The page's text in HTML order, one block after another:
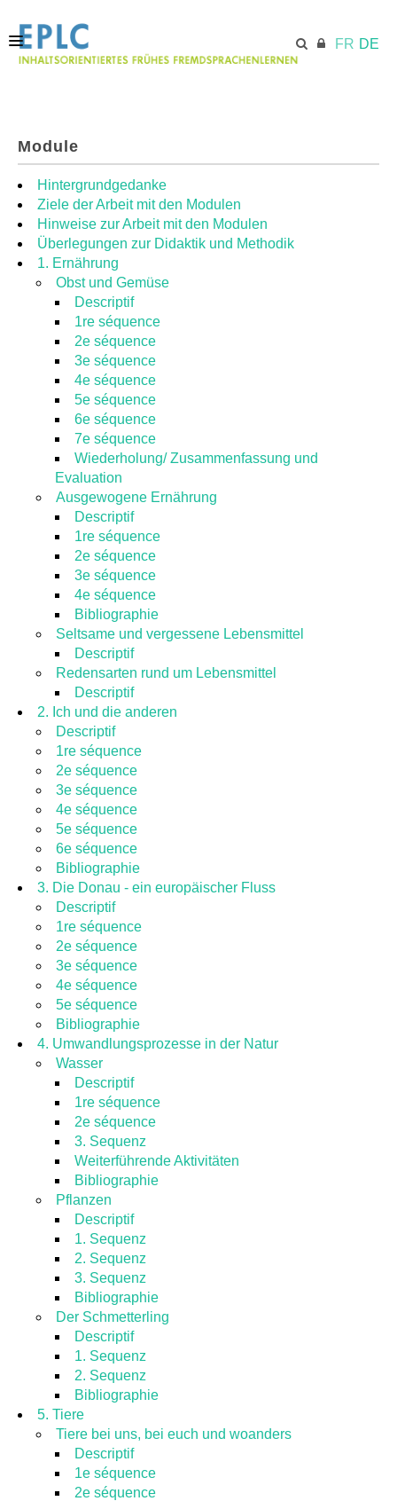
FR DE
MODULE
RESSOURCEN
Module
Hintergrundgedanke
Ziele der Arbeit mit den Modulen
Hinweise zur Arbeit mit den Modulen
Überlegungen zur Didaktik und Methodik
1. Ernährung
Obst und Gemüse
Descriptif
1re séquence
2e séquence
3e séquence
4e séquence
5e séquence
6e séquence
7e séquence
Wiederholung/ Zusammenfassung und
Evaluation
Ausgewogene Ernährung
Descriptif
1re séquence
2e séquence
3e séquence
4e séquence
Bibliographie
Seltsame und vergessene Lebensmittel
Descriptif
Redensarten rund um Lebensmittel
Descriptif
2. Ich und die anderen
Descriptif
1re séquence
2e séquence
3e séquence
4e séquence
5e séquence
6e séquence
Bibliographie
3. Die Donau - ein europäischer Fluss
Descriptif
1re séquence
2e séquence
3e séquence
4e séquence
5e séquence
Bibliographie
4. Umwandlungsprozesse in der Natur
Wasser
Descriptif
1re séquence
2e séquence
3. Sequenz
Weiterführende Aktivitäten
Bibliographie
Pflanzen
Descriptif
1. Sequenz
2. Sequenz
3. Sequenz
Bibliographie
Der Schmetterling
Descriptif
1. Sequenz
2. Sequenz
Bibliographie
5. Tiere
Tiere bei uns, bei euch und woanders
Descriptif
1e séquence
2e séquence